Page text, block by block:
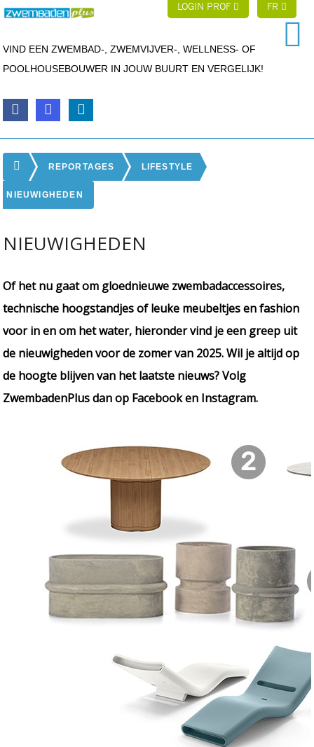
LOGIN PROF FR
VIND EEN ZWEMBAD-, ZWEMVIJVER-, WELLNESS- OF
POOLHOUSEBOUWER IN JOUW BUURT EN VERGELIJK!
REPORTAGES LIFESTYLE
NIEUWIGHEDEN
NIEUWIGHEDEN
Of het nu gaat om gloednieuwe zwembadaccessoires,
technische hoogstandjes of leuke meubeltjes en fashion
voor in en om het water, hieronder vind je een greep uit
de nieuwigheden voor de zomer van 2025. Wil je altijd op
de hoogte blijven van het laatste nieuws? Volg
ZwembadenPlus dan op Facebook en Instagram.